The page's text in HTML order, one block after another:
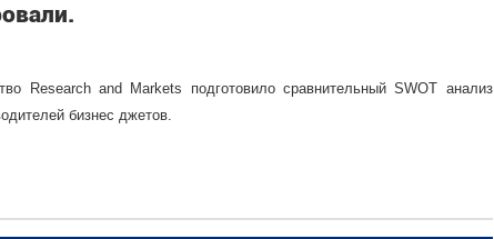
Research and Markets подготовило сравнительный SWOT анализ
бизнес джетов.